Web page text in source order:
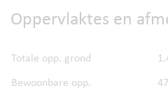
Oppervlaktes en
Totale opp. grond
Bewoonbare opp.